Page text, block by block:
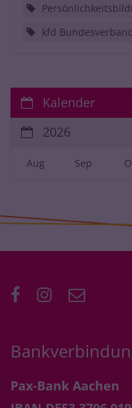
kfd Bundesverband
Kalender
2026
Aug Sep
Pax-Bank Aachen